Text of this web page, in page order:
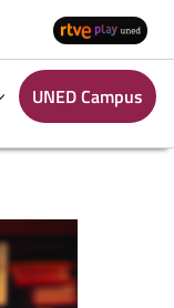
UNED Campus